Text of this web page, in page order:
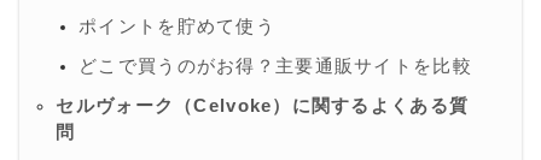
ポイントを貯めて使う
どこで買うのがお得？主要通販サイトを比較
セルヴォーク（Celvoke）に関するよくある質
問